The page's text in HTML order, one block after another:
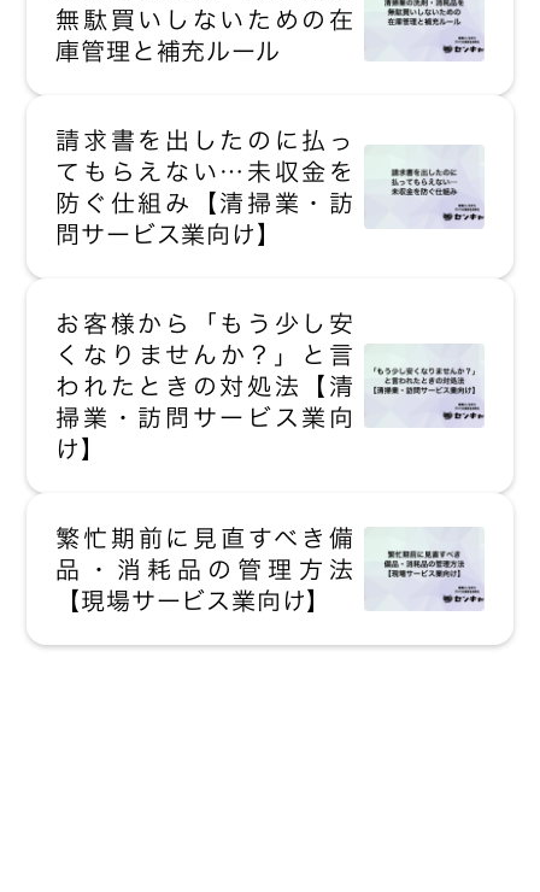
無駄買いしないための在
庫管理と補充ルール
請求書を出したのに払っ
てもらえない…未収金を
防ぐ仕組み【清掃業・訪
問サービス業向け】
お客様から「もう少し安
くなりませんか？」と言
われたときの対処法【清
掃業・訪問サービス業向
け】
繁忙期前に見直すべき備
品・消耗品の管理方法
【現場サービス業向け】